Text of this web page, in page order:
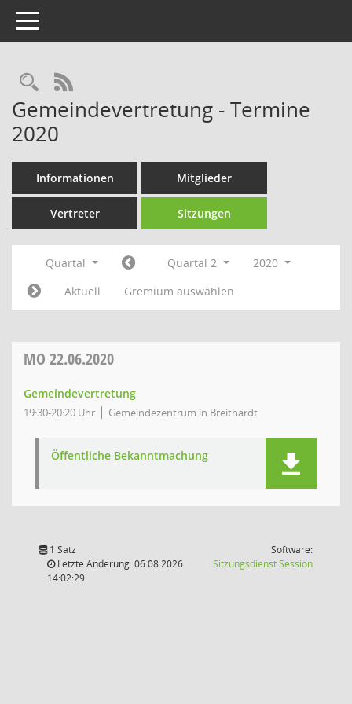
Toggle navigation
Rechercheauswahl
RSS-Feed
Gemeindevertretung - Termine
2020
Informationen Mitglieder
Vertreter Sitzungen
Quartal Quartal 2
2020
Aktuell
Gremium auswählen
MO 22.06.2020
Gemeindevertretung
19:30-20:20 Uhr Gemeindezentrum in Breithardt
Öffentliche Bekanntmachung
1 Satz
Letzte Änderung: 06.08.2026
14:02:29
Software:
SitzungsdienstSession(Wird in